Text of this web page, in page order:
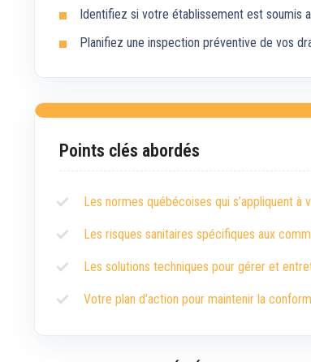
Identifiez si votre établissement est soumis
Planifiez une inspection préventive de vos
Points clés abordés
Les normes québécoises qui s’appliquent à
Les risques sanitaires spécifiques aux
Les solutions techniques pour gérer et
Votre plan d’action pour maintenir la